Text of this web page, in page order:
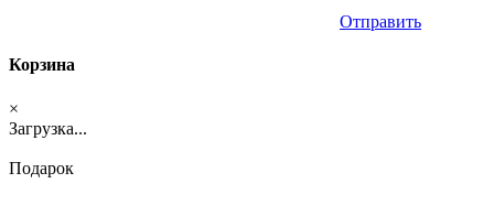
Отправить
Корзина
×
Загрузка...
Подарок